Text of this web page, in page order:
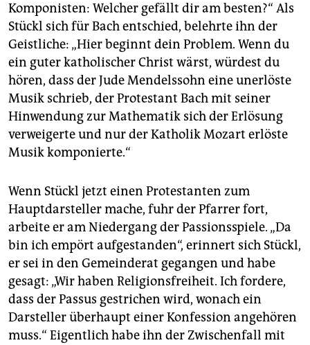
Komponisten: Welcher gefällt dir am besten?“ Als
Stückl sich für Bach entschied, belehrte ihn der
Geistliche: „Hier beginnt dein Problem. Wenn du
ein guter katholischer Christ wärst, würdest du
hören, dass der Jude Mendelssohn eine unerlöste
Musik schrieb, der Protestant Bach mit seiner
Hinwendung zur Mathematik sich der Erlösung
verweigerte und nur der Katholik Mozart erlöste
Musik komponierte.“
Wenn Stückl jetzt einen Protestanten zum
Hauptdarsteller mache, fuhr der Pfarrer fort,
arbeite er am Niedergang der Passionsspiele. „Da
bin ich empört aufgestanden“, erinnert sich Stückl,
er sei in den Gemeinderat gegangen und habe
gesagt: „Wir haben Religionsfreiheit. Ich fordere,
dass der Passus gestrichen wird, wonach ein
Darsteller überhaupt einer Konfession angehören
muss.“ Eigentlich habe ihn der Zwischenfall mit